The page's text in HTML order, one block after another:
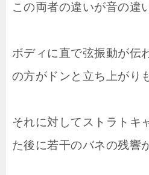
この両者の違いが音の違
ボディに直で弦振動が伝
の方がドンと立ち上がり
それに対してストラトキ
た後に若干のバネの残響